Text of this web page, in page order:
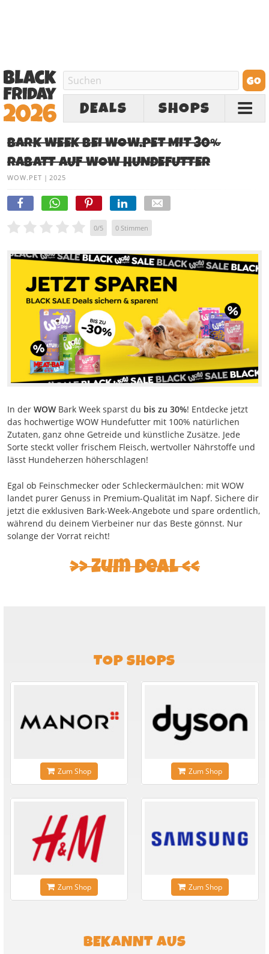
DEALS SHOPS
BARK WEEK BEI WOW.PET MIT 30%
RABATT AUF WOW HUNDEFUTTER
WOW.PET | 2025
0/5 0 Stimmen
In der WOW Bark Week sparst du bis zu 30%! Entdecke jetzt
das hochwertige WOW Hundefutter mit 100% natürlichen
Zutaten, ganz ohne Getreide und künstliche Zusätze. Jede
Sorte steckt voller frischem Fleisch, wertvoller Nährstoffe und
lässt Hundeherzen höherschlagen!
Egal ob Feinschmecker oder Schleckermäulchen: mit WOW
landet purer Genuss in Premium-Qualität im Napf. Sichere dir
jetzt die exklusiven Bark-Week-Angebote und spare ordentlich,
während du deinem Vierbeiner nur das Beste gönnst. Nur
solange der Vorrat reicht!
Zum Deal
TOP SHOPS
Zum Shop Zum Shop
Zum Shop Zum Shop
BEKANNT AUS